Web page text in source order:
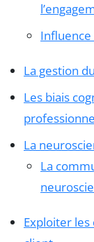
Influence
La gestion
Les biais
La
La
Exploiter